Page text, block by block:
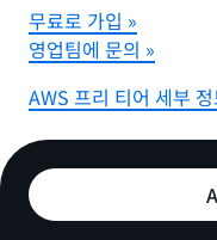
무료로 가입 »
영업팀에 문의 »
AWS 프리 티어 세부